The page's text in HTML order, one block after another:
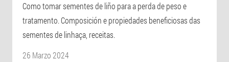
Como tomar sementes de liño para a perda de peso e
tratamento. Composición e propiedades beneficiosas das
sementes de linhaça, receitas.
26 Marzo 2024